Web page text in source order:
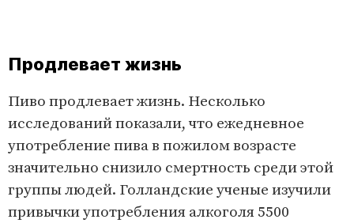
Продлевает жизнь
Пиво продлевает жизнь. Несколько
исследований показали, что ежедневное
употребление пива в пожилом возрасте
значительно снизило смертность среди этой
группы людей. Голландские ученые изучили
привычки употребления алкоголя 5500